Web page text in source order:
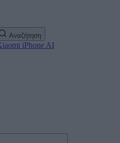
Αναζήτηση
iPhone AI